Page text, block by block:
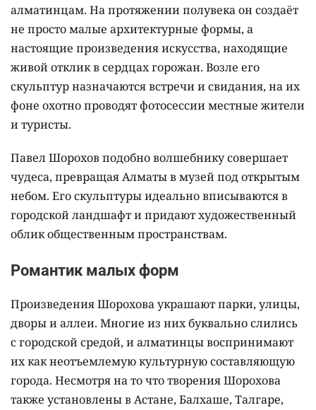
алматинцам. На протяжении полувека он создаёт
не просто малые архитектурные формы, а
настоящие произведения искусства, находящие
живой отклик в сердцах горожан. Возле его
скульптур назначаются встречи и свидания, на их
фоне охотно проводят фотосессии местные жители
и туристы.
Павел Шорохов подобно волшебнику совершает
чудеса, превращая Алматы в музей под открытым
небом. Его скульптуры идеально вписываются в
городской ландшафт и придают художественный
облик общественным пространствам.
Романтик малых форм
Произведения Шорохова украшают парки, улицы,
дворы и аллеи. Многие из них буквально слились
с городской средой, и алматинцы воспринимают
их как неотъемлемую культурную составляющую
города. Несмотря на то что творения Шорохова
также установлены в Астане, Балхаше, Талгаре,